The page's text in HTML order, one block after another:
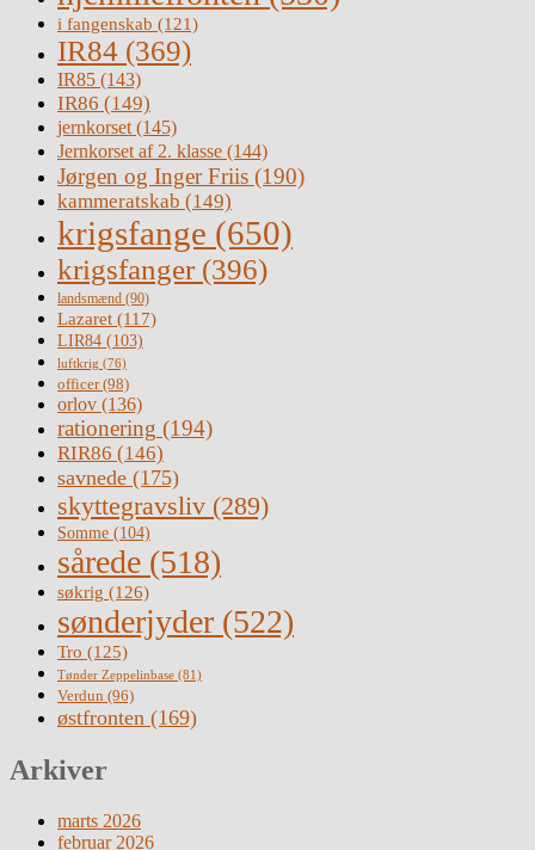
i fangenskab (121)
IR84 (369)
IR85 (143)
IR86 (149)
jernkorset(145)
Jernkorset af 2. klasse (144)
Jørgen og Inger Friis (190)
kammeratskab (149)
krigsfange (650)
krigsfanger (396)
landsmænd (90)
Lazaret (117)
LIR84 (103)
luftkrig (76)
officer(98)
orlov (136)
rationering (194)
RIR86 (146)
savnede (175)
skyttegravsliv (289)
Somme (104)
sårede (518)
søkrig (126)
sønderjyder (522)
Tro (125)
Tønder Zeppelinbase (81)
Verdun (96)
østfronten (169)
Arkiver
marts 2026
februar 2026